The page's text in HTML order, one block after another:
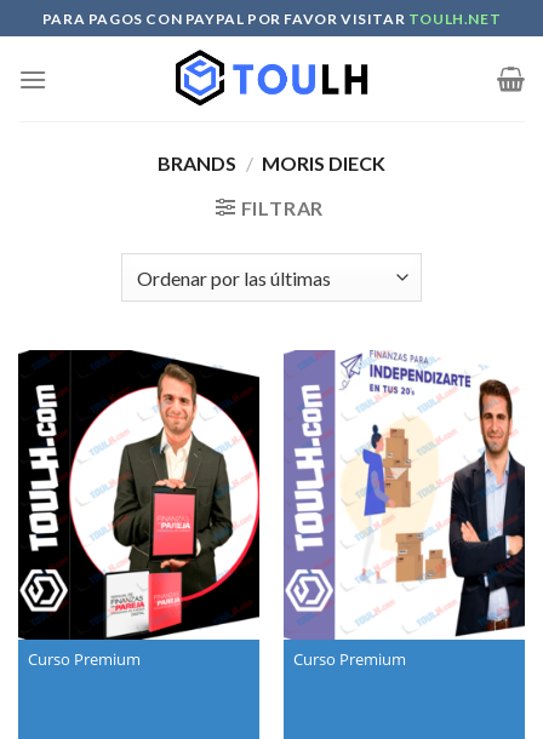
to
content
PARA PAGOS CON PAYPAL POR FAVOR VISITAR TOULH.NET
BRANDS / MORIS DIECK
FILTRAR
Curso Premium Curso Premium